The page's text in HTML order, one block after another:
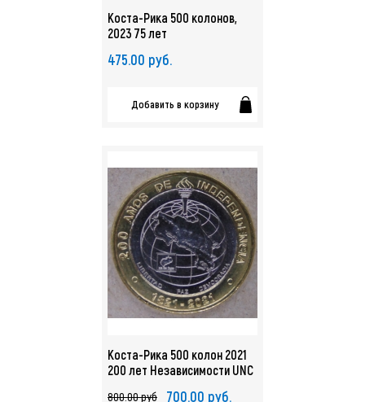
Коста-Рика 500 колонов,
2023 75 лет
UNC. арт. 4323
475.00 руб.
Добавить в корзину
Коста-Рика 500 колон 2021
200 лет Независимости UNC
800.00 руб 700.00 руб.